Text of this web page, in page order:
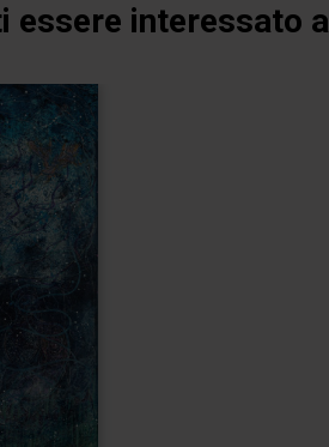
essere interessato a